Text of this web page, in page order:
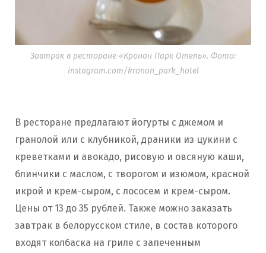
Завтрак в ресторане «Кронон Парк Отель». Фото:
instagram.com/kronon_park_hotel
В ресторане предлагают йогурты с джемом и
гранолой или с клубникой, драники из цукини с
креветками и авокадо, рисовую и овсяную каши,
блинчики с маслом, с творогом и изюмом, красной
икрой и крем-сыром, с лососем и крем-сыром.
Цены от 13 до 35 рублей. Также можно заказать
завтрак в белорусском стиле, в состав которого
входят колбаска на гриле с запеченным